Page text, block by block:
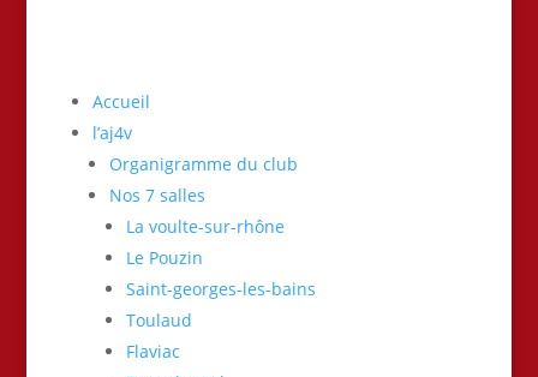
Accueil
l’aj4v
Organigramme du club
Nos 7 salles
La voulte-sur-rhône
Le Pouzin
Saint-georges-les-bains
Toulaud
Flaviac